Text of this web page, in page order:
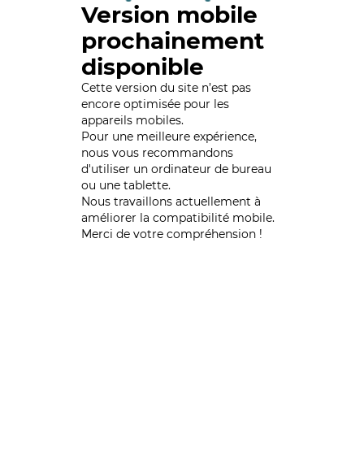
Version mobile
prochainement
disponible
Cette version du site n’est pas
encore optimisée pour les
appareils mobiles.
Pour une meilleure expérience,
nous vous recommandons
d'utiliser un ordinateur de bureau
ou une tablette.
Nous travaillons actuellement à
améliorer la compatibilité mobile.
Merci de votre compréhension !